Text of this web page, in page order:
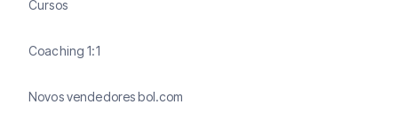
Cursos
Coaching 1:1
Novos vendedores bol.com